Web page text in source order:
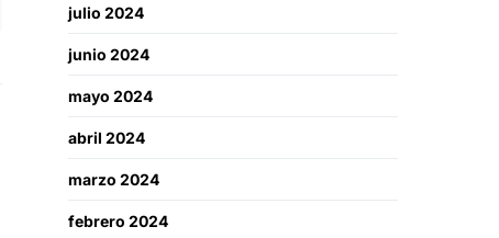
julio 2024
junio 2024
mayo 2024
abril 2024
marzo 2024
febrero 2024